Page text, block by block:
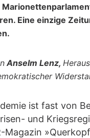
Eine einzige
Anselm Lenz,
ist fast von
und
Magazin